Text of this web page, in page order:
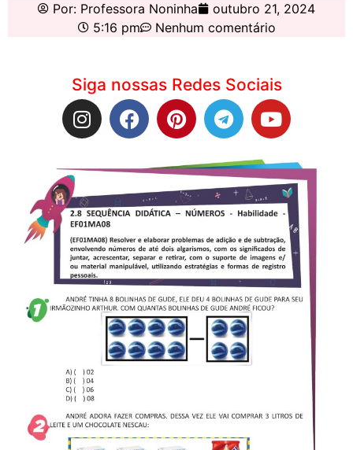
Por: Professora Noninha
outubro 21, 2024
5:16 pm
Nenhum comentário
Siga nossas Redes Sociais